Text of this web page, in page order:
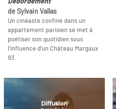
de Sylvain Vallas
Un cinéaste confiné dans un
appartement parisien se met à
poétiser son quotidien sous
l’influence d’un Château Margaux
93.